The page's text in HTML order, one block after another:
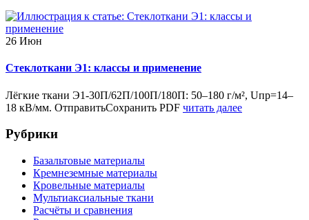
26 Июн
Стеклоткани Э1: классы и применение
Лёгкие ткани Э1-30П/62П/100П/180П: 50–180 г/м², Uпр=14–
18 кВ/мм. ОтправитьСохранить PDF читать далее
Рубрики
Базальтовые материалы
Кремнеземные материалы
Кровельные материалы
Мультиаксиальные ткани
Расчёты и сравнения